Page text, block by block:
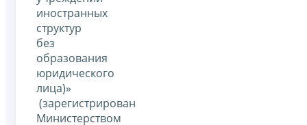
иностранных
структур
без
образования
юридического
лица)»
(зарегистрирован
Министерством